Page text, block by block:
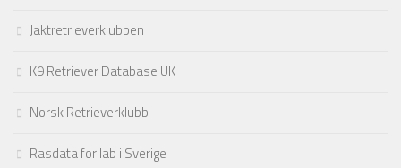
Jaktretrieverklubben
K9 Retriever Database UK
Norsk Retrieverklubb
Rasdata for lab i Sverige